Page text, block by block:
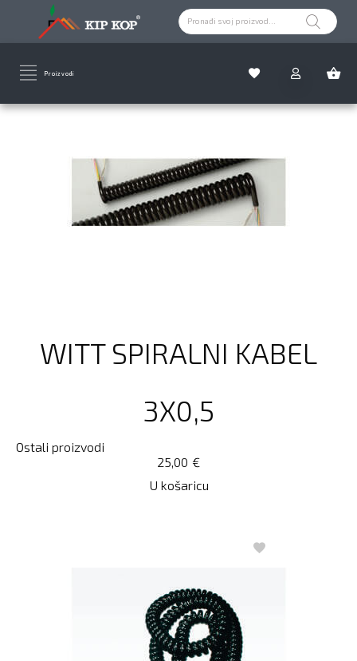
Proizvodi
WITT SPIRALNI KABEL
3X0,5
Ostali proizvodi
€
25,00
U košaricu